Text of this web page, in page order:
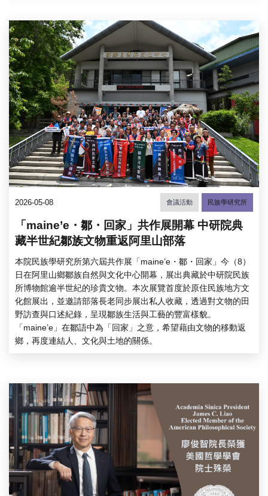
2026-05-08 會議活動 民族學研究所
「maine’e・鄒・回家」共作展開幕 中研院典
藏半世紀鄒族文物重返阿里山部落
本院民族學研究所第六屆共作展「maine’e・鄒・回家」今（8）
日在阿里山鄉鄒族自然與文化中心開幕，展出典藏於中研院民族
所博物館逾半世紀的珍貴文物。本次展覽首度於原住民族地方文
化館展出，並邀請部落長老同步展出私人收藏，透過對文物的田
野訪查與口述紀錄，呈現鄒族生活與工藝的豐富樣貌。
「maine’e」在鄒語中為「回家」之意，希望藉由文物的移動返
鄉，再度連結人、文化與土地的關係。